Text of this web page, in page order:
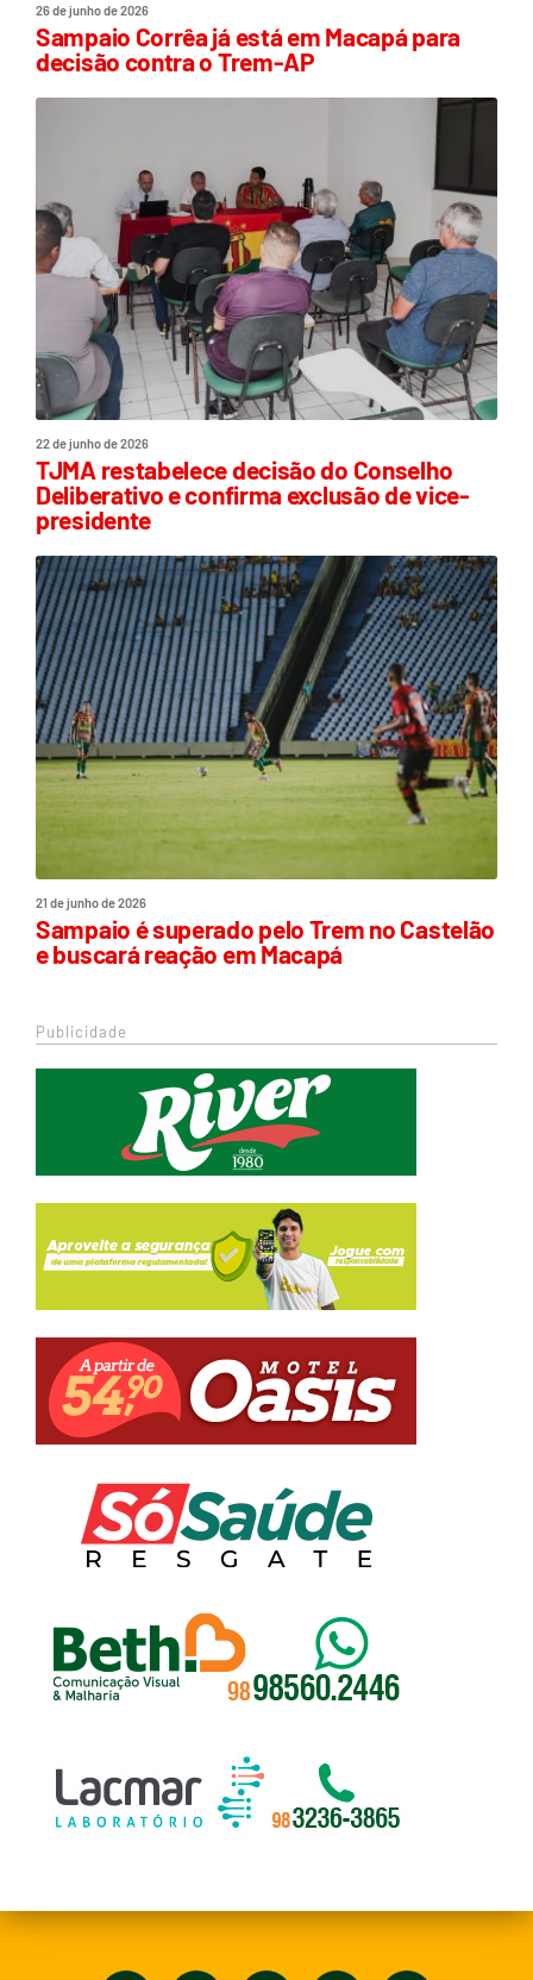
26 de junho de 2026
Sampaio Corrêa já está em Macapá para
decisão contra o Trem-AP
22 de junho de 2026
TJMA restabelece decisão do Conselho
Deliberativo e confirma exclusão de vice-
presidente
21 de junho de 2026
Sampaio é superado pelo Trem no Castelão
e buscará reação em Macapá
Publicidade